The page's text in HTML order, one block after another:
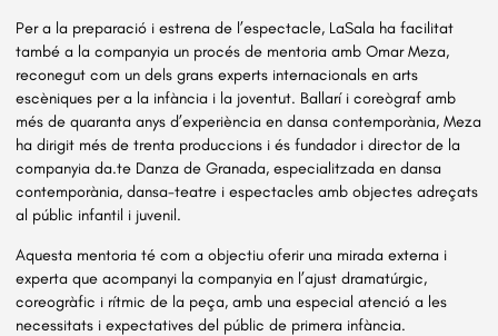
Per a la preparació i estrena de l’espectacle, LaSala ha facilitat
també a la companyia un procés de mentoria amb Omar Meza,
reconegut com un dels grans experts internacionals en arts
escèniques per a la infància i la joventut. Ballarí i coreògraf amb
més de quaranta anys d’experiència en dansa contemporània, Meza
ha dirigit més de trenta produccions i és fundador i director de la
companyia da.te Danza de Granada, especialitzada en dansa
contemporània, dansa-teatre i espectacles amb objectes adreçats
al públic infantil i juvenil.
Aquesta mentoria té com a objectiu oferir una mirada externa i
experta que acompanyi la companyia en l’ajust dramatúrgic,
coreogràfic i rítmic de la peça, amb una especial atenció a les
necessitats i expectatives del públic de primera infància.